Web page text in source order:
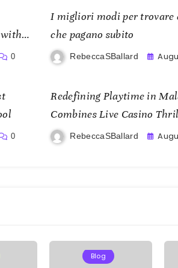
with
0
I migliori modi per trovare
che pagano subito
RebeccaSBallard
0
Redefining Playtime in
Combines Live Casino
and Mobile Freedom
RebeccaSBallard
Blog